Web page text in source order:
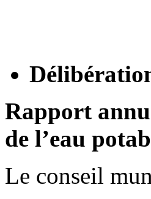
Rapport
de l’eau
Le conseil